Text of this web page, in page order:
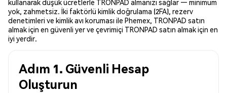
kullanarak düşük ücretlerle TRONPAD almanızı sağlar — minimum
yok, zahmetsiz. İki faktörlü kimlik doğrulama (2FA), rezerv
denetimleri ve kimlik avı koruması ile Phemex, TRONPAD satın
almak için en güvenli yer ve çevrimiçi TRONPAD satın almak için en
iyi yerdir.
Adım 1. Güvenli Hesap
Oluşturun